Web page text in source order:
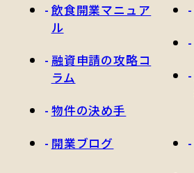
飲食開業マニュア
ル
融資申請の攻略コ
ラム
物件の決め手
開業ブログ